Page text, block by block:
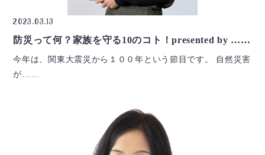
2023.03.13
防災って何？家族を守る10のコト！presented by ……
今年は、関東大震災から１００年という節目です。 自然災害
が……